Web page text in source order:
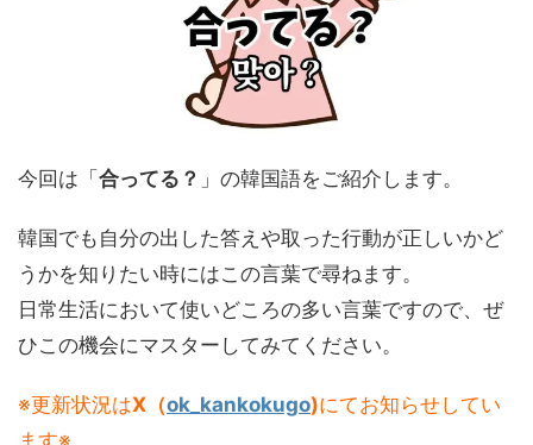
今回は「 合ってる？ 」の韓国語をご紹介します。
韓国でも自分の出した答えや取った行動が正しいかど
うかを知りたい時にはこの言葉で尋ねます。
日常生活において使いどころの多い言葉ですので、ぜ
ひこの機会にマスターしてみてください。
※更新状況はX（ok_kankokugo)にてお知らせしてい
ます※